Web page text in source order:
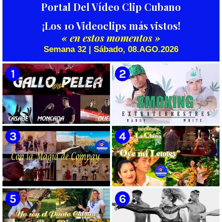
Portal Del Vídeo Clip Cubano
¡Los 10 Videoclips más vistos!
« en estos momentos »
Semana 32 | Sábado, 08.AGO.2026
🟡 Casabe & Moncada & Buena
Fe - ¨Gallo de pelea¨ - Videoclip
- Dirección: Omar Leyva
🟡 Randy & White -
Extraterrestres - ¨Smoking¨ -
Videoclip - Dirección: Pepe
Salom